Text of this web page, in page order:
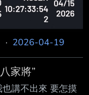
· 2026-04-19
家將”
講不出來 要怎摸